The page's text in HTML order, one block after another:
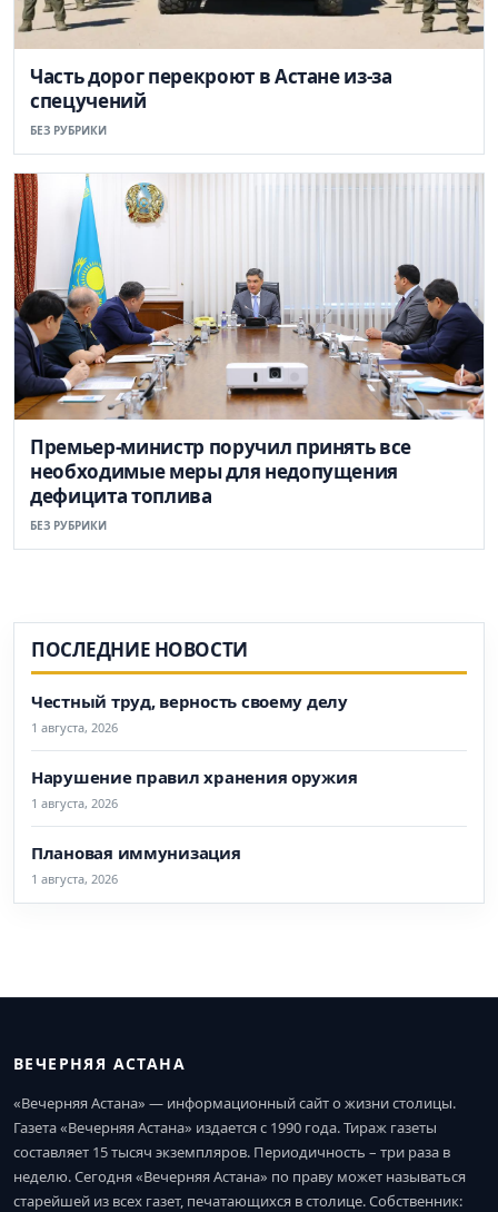
Часть дорог перекроют в Астане из-за
спецучений
БЕЗ РУБРИКИ
Премьер-министр поручил принять все
необходимые меры для недопущения
дефицита топлива
БЕЗ РУБРИКИ
ПОСЛЕДНИЕ НОВОСТИ
Честный труд, верность своему делу
1 августа, 2026
Нарушение правил хранения оружия
1 августа, 2026
Плановая иммунизация
1 августа, 2026
ВЕЧЕРНЯЯ АСТАНА
«Вечерняя Астана» — информационный сайт о жизни столицы.
Газета «Вечерняя Астана» издается с 1990 года. Тираж газеты
составляет 15 тысяч экземпляров. Периодичность – три раза в
неделю. Сегодня «Вечерняя Астана» по праву может называться
старейшей из всех газет, печатающихся в столице. Собственник: